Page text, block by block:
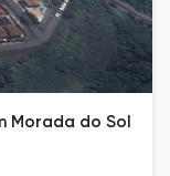
Morada do Sol